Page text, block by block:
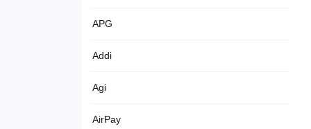
APG
Addi
Agi
AirPay